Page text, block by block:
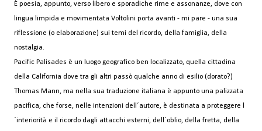
È poesia, appunto, verso libero e sporadiche rime e assonanze, dove con
lingua limpida e movimentata Voltolini porta avanti - mi pare - una sua
riflessione (o elaborazione) sui temi del ricordo, della famiglia, della
nostalgia.
Pacific Palisades è un luogo geografico ben localizzato, quella cittadina
della California dove tra gli altri passò qualche anno di esilio (dorato?)
Thomas Mann, ma nella sua traduzione italiana è appunto una palizzata
pacifica, che forse, nelle intenzioni dell´autore, è destinata a proteggere l
´interiorità e il ricordo dagli attacchi esterni, dell´oblio, della fretta, della